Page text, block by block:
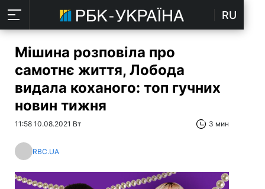
RU
Мішина розповіла про
самотнє життя, Лобода
видала коханого: топ гучних
новин тижня
11:58 10.08.2021 Вт 3 мин
RBC.UA